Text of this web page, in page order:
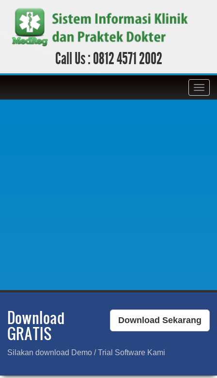
Call Us :0812 4571 2002
Download Sekarang
Download
GRATIS
Silakan download Demo / Trial Software Kami